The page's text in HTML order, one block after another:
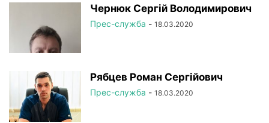
Чернюк Сергій Володимирович
Прес-служба - 18.03.2020
Рябцев Роман Сергійович
Прес-служба - 18.03.2020